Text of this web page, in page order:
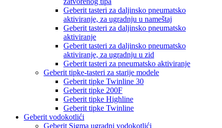
Geberit tasteri za daljinsko pneumatsko
aktiviranje, za ugradnju u nameštaj
Geberit tasteri za daljinsko pneumatsko
aktiviranje
Geberit tasteri za daljinsko pneumatsko
aktiviranje, za ugradnju u zid
Geberit tasteri za pneumatsko aktiviranje
Geberit tipke-tasteri za starije modele
Geberit tipke Twinline 30
Geberit tipke 200F
Geberit tipke Highline
Geberit tipke Twinline
Geberit vodokotlići
Geberit Sigma ugradni vodokotlići